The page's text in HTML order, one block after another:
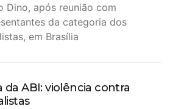
Dino, após reunião com
da categoria dos
em Brasília
da ABI: violência contra